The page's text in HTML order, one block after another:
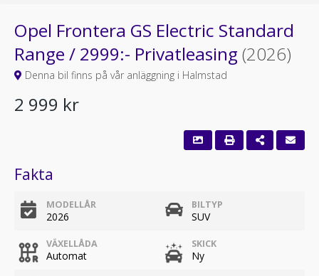
Opel Frontera GS Electric Standard
Range / 2999:- Privatleasing (2026)
Denna bil finns på vår anläggning i Halmstad
2 999 kr
Fakta
MODELLÅR
2026
BILTYP
SUV
VÄXELLÅDA
Automat
SKICK
Ny